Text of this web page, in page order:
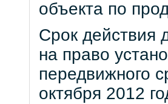
объекта по
Срок действия
на право
передвижного
октября 2012